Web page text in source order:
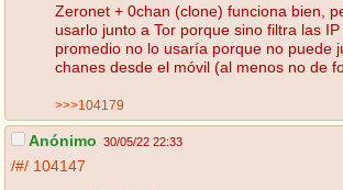
Zeronet + 0chan (clone) funciona bien,
usarlo junto a Tor porque sino filtra las
promedio no lo usaría porque no puede
chanes desde el móvil (al menos no de
>>>104179
Anónimo 30/05/22 22:33
/#/ 104147